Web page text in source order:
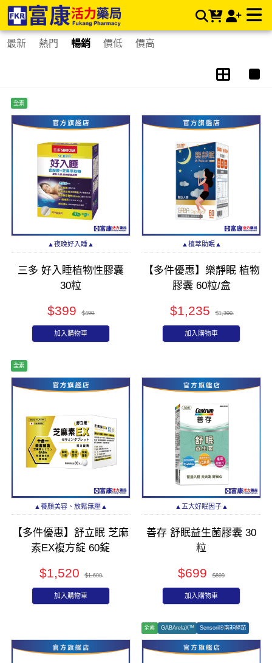
色胺酸/芝麻素/GABA | 富康活力藥局購物商城
最新 熱門 暢銷 價低 價高
全素
▲夜晚好入睡▲
三多 好入睡植物性膠囊
30粒
$399 $499
加入購物車
▲植萃助眠▲
【多件優惠】樂靜眠 植物
膠囊 60粒/盒
$1,235 $1,300
加入購物車
全素
▲養顏美容、放鬆無壓▲
【多件優惠】舒立眠 芝麻
素EX複方錠 60錠
$1,520 $1,600
加入購物車
▲五大好眠因子▲
善存 舒眠益生菌膠囊 30
粒
$699 $899
加入購物車
全素 GABArelaX™ Sensoril®南非醉茄